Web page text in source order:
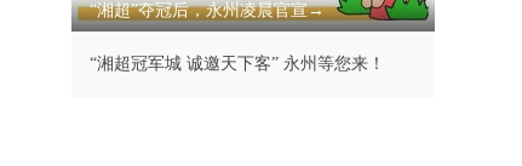
“湘超”夺冠后，永州凌晨官宣→
“湘超冠军城 诚邀天下客” 永州等您来！